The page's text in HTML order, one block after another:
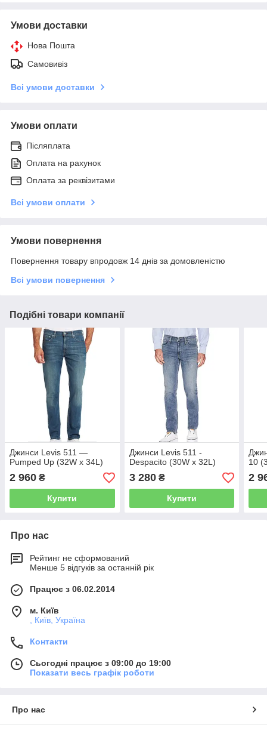
Умови доставки
Нова Пошта
Самовивіз
Всі умови доставки
Умови оплати
Післяплата
Оплата на рахунок
Оплата за реквізитами
Всі умови оплати
Умови повернення
Повернення товару впродовж 14 днів за домовленістю
Всі умови повернення
Подібні товари компанії
Джинси Levis 511 —
Pumped Up (32W x 34L)
2 960 ₴
Купити
Джинси Levis 511 -
Despacito (30W x 32L)
3 280₴
Купити
10
2
Про нас
Рейтинг не сформований
Менше 5 відгуків за останній рік
Працює з 06.02.2014
м. Київ
, Київ, Україна
Контакти
Сьогодні працює з 09:00 до 19:00
Показати весь графік роботи
Про нас